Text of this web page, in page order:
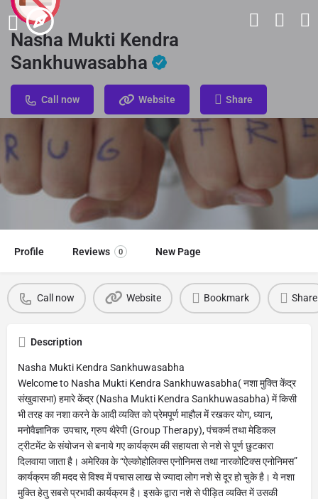
Nasha Mukti Kendra
Sankhuwasabha
Call now Website Share
Profile Reviews 0 New Page
Call now Website Bookmark Share
Description
Nasha Mukti Kendra Sankhuwasabha
Welcome to Nasha Mukti Kendra Sankhuwasabha( नशा मुक्ति केंद्र
संखुवासभा) हमारे केंद्र (Nasha Mukti Kendra Sankhuwasabha) में किसी
भी तरह का नशा करने के आदी व्यक्ति को प्रेमपूर्ण माहौल में रखकर योग, ध्यान,
मनोवैज्ञानिक उपचार, ग्रुप थैरेपी (Group Therapy), पंचकर्म तथा मेडिकल
ट्रीटमेंट के संयोजन से बनाये गए कार्यक्रम की सहायता से नशे से पूर्ण छुटकारा
दिलवाया जाता है। अमेरिका के “ऐल्कोहोलिक्स एनोनिमस तथा नारकोटिक्स एनोनिमस”
कार्यक्रम की मदद से विश्व में पचास लाख से ज्यादा लोग नशे से दूर हो चुके है। ये नशा
मुक्ति हेतु सबसे प्रभावी कार्यक्रम है। इसके द्वारा नशे से पीड़ित व्यक्ति में उसकी